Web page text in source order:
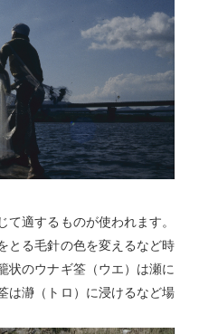
て適するものが使われます。
とる毛針の色を変えるなど時
状のウナギ筌（ウエ）は瀬に
は瀞（トロ）に浸けるなど場